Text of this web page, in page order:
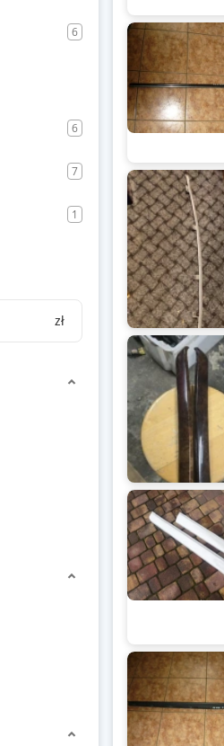
6
6
7
1
zł